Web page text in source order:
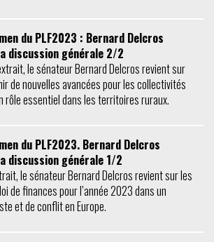
du PLF2023 : Bernard Delcros
discussion générale 2/2
le sénateur Bernard Delcros revient sur
de nouvelles avancées pour les collectivités
rôle essentiel dans les territoires ruraux.
du PLF2023. Bernard Delcros
discussion générale 1/2
le sénateur Bernard Delcros revient sur les
de finances pour l’année 2023 dans un
et de conflit en Europe.